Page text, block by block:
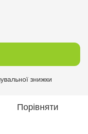
знижки
Порівняти